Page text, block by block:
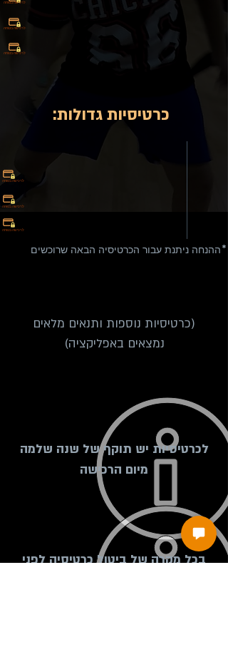
לרכישה בטוחה
לרכישה בטוחה
לרכישה בטוחה
:כרטיסיות גדולות
לרכישה בטוחה
לרכישה בטוחה
לרכישה בטוחה
ההנחה ניתנת עבור הכרטיסיה הבאה שרוכשים*
(כרטיסיות נוספות ותנאים מלאים
נמצאים באפליקציה)
לכרטיסיות יש תוקף של שנה שלמה
מיום הרכישה
בכל מקרה של ביטול כרטיסיה לפני